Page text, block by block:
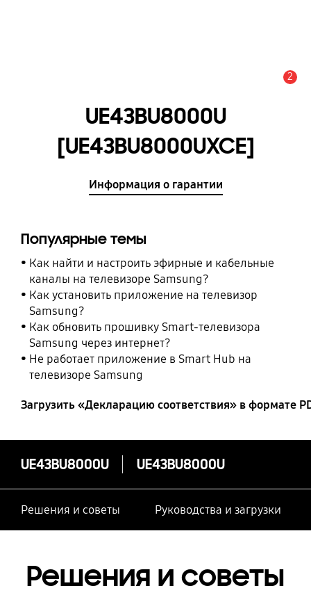
2
UE43BU8000U
[UE43BU8000UXCE]
Информация о гарантии
Популярные темы
Как найти и настроить эфирные и кабельные
каналы на телевизоре Samsung?
Как установить приложение на телевизор
Samsung?
Как обновить прошивку Smart-телевизора
Samsung через интернет?
Не работает приложение в Smart Hub на
телевизоре Samsung
Загрузить «Декларацию соответствия» в формате
UE43BU8000U UE43BU8000U
Решения и советы Руководства и загрузки
Решения и советы